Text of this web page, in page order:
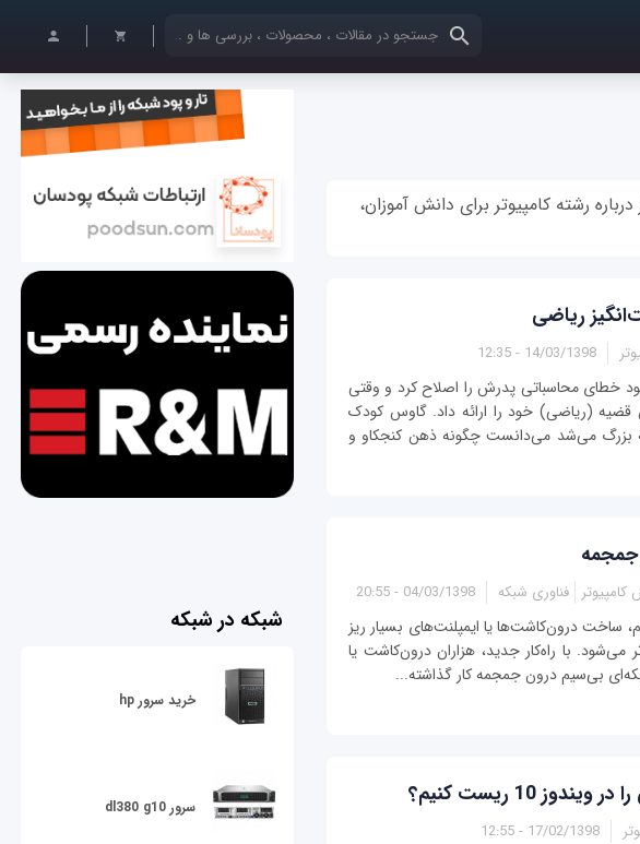
کلمات کلیدی خود را وارد کنید
رشته کامپیوتر برای دانش آموزان،
ریاضی
14/03/1398 - 12:35
خطای محاسباتی پدرش را اصلاح کرد و وقتی
قضیه (ریاضی) خود را ارائه داد. گاوس کودک
بزرگ می‌شد می‌دانست چگونه ذهن کنجکاو و
کامپیوتر فناوری شبکه 04/03/1398 - 20:55
ساخت درون‌کاشت‌ها یا ایمپلنت‌های بسیار ریز
با راه‌کار جدید، هزاران درون‌کاشت یا
بی‌سیم درون جمجمه کار گذاشته...
10 ریست کنیم؟
17/02/1398 - 12:55
شبکه در شبکه
خرید سرور hp
سرور dl380 g10